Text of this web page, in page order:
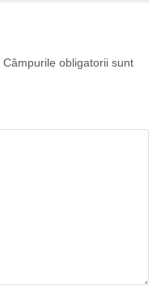
Câmpurile obligatorii sunt